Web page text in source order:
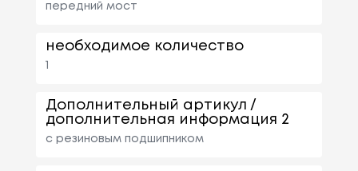
передний мост
необходимое количество
1
Дополнительный артикул /
дополнительная информация 2
с резиновым подшипником